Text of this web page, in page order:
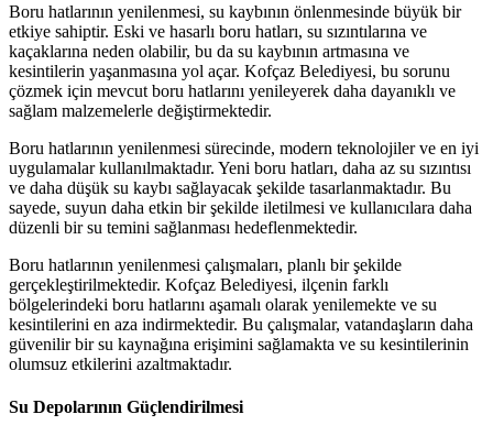
Boru hatlarının yenilenmesi, su kaybının önlenmesinde büyük bir
etkiye sahiptir. Eski ve hasarlı boru hatları, su sızıntılarına ve
kaçaklarına neden olabilir, bu da su kaybının artmasına ve
kesintilerin yaşanmasına yol açar. Kofçaz Belediyesi, bu sorunu
çözmek için mevcut boru hatlarını yenileyerek daha dayanıklı ve
sağlam malzemelerle değiştirmektedir.
Boru hatlarının yenilenmesi sürecinde, modern teknolojiler ve en iyi
uygulamalar kullanılmaktadır. Yeni boru hatları, daha az su sızıntısı
ve daha düşük su kaybı sağlayacak şekilde tasarlanmaktadır. Bu
sayede, suyun daha etkin bir şekilde iletilmesi ve kullanıcılara daha
düzenli bir su temini sağlanması hedeflenmektedir.
Boru hatlarının yenilenmesi çalışmaları, planlı bir şekilde
gerçekleştirilmektedir. Kofçaz Belediyesi, ilçenin farklı
bölgelerindeki boru hatlarını aşamalı olarak yenilemekte ve su
kesintilerini en aza indirmektedir. Bu çalışmalar, vatandaşların daha
güvenilir bir su kaynağına erişimini sağlamakta ve su kesintilerinin
olumsuz etkilerini azaltmaktadır.
Su Depolarının Güçlendirilmesi